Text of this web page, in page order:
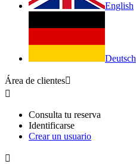
English
Deutsch
Área de clientes

Consulta tu reserva
Identificarse
Crear un usuario
